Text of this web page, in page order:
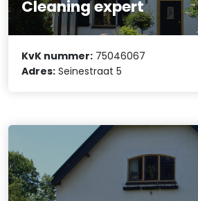
Cleaning expert
KvK nummer: 75046067
Adres: Seinestraat 5